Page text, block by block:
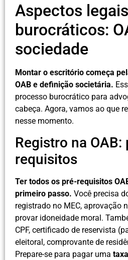
Aspectos
burocráticos:
sociedade
Montar o escritório começa
OAB e definição societária.
processo burocrático para
cabeça. Agora, vamos ao que
nesse momento.
Registro na OAB:
requisitos
Ter todos os pré-requisitos
primeiro passo. Você precisa
registrado no MEC, aprovação
provar idoneidade moral.
CPF, certificado de reservista
eleitoral, comprovante de
Prepare-se para pagar uma